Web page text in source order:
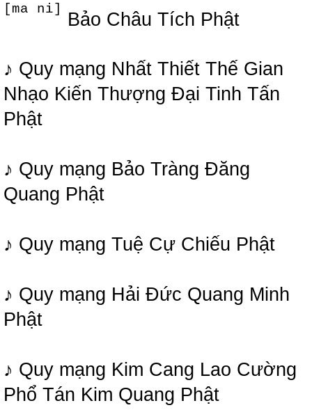
[ma ni] Bảo Châu Tích Phật
♪ Quy mạng Nhất Thiết Thế Gian
Nhạo Kiến Thượng Đại Tinh Tấn
Phật
♪ Quy mạng Bảo Tràng Đăng
Quang Phật
♪ Quy mạng Tuệ Cự Chiếu Phật
♪ Quy mạng Hải Đức Quang Minh
Phật
♪ Quy mạng Kim Cang Lao Cường
Phổ Tán Kim Quang Phật